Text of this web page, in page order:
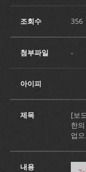
조회수 356
첨부파일 -
아이피
제목
[보
한
업
내용